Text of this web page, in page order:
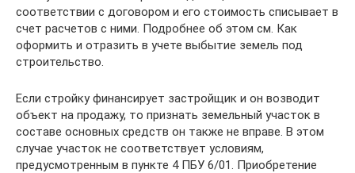
соответствии с договором и его стоимость списывает в
счет расчетов с ними. Подробнее об этом см. Как
оформить и отразить в учете выбытие земель под
строительство.
Если стройку финансирует застройщик и он возводит
объект на продажу, то признать земельный участок в
составе основных средств он также не вправе. В этом
случае участок не соответствует условиям,
предусмотренным в пункте 4 ПБУ 6/01. Приобретение